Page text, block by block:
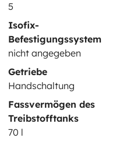
5
Isofix-
Befestigungssystem
nicht angegeben
Getriebe
Handschaltung
Fassvermögen des
Treibstofftanks
70 l
Ratenzahlung
Verfügbar auf